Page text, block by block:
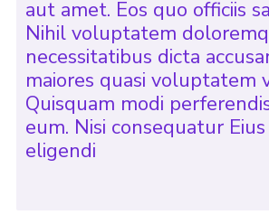
aut amet. Eos quo officiis
Nihil voluptatem
necessitatibus dicta
maiores quasi voluptatem
Quisquam modi
eum. Nisi consequatur
eligendi